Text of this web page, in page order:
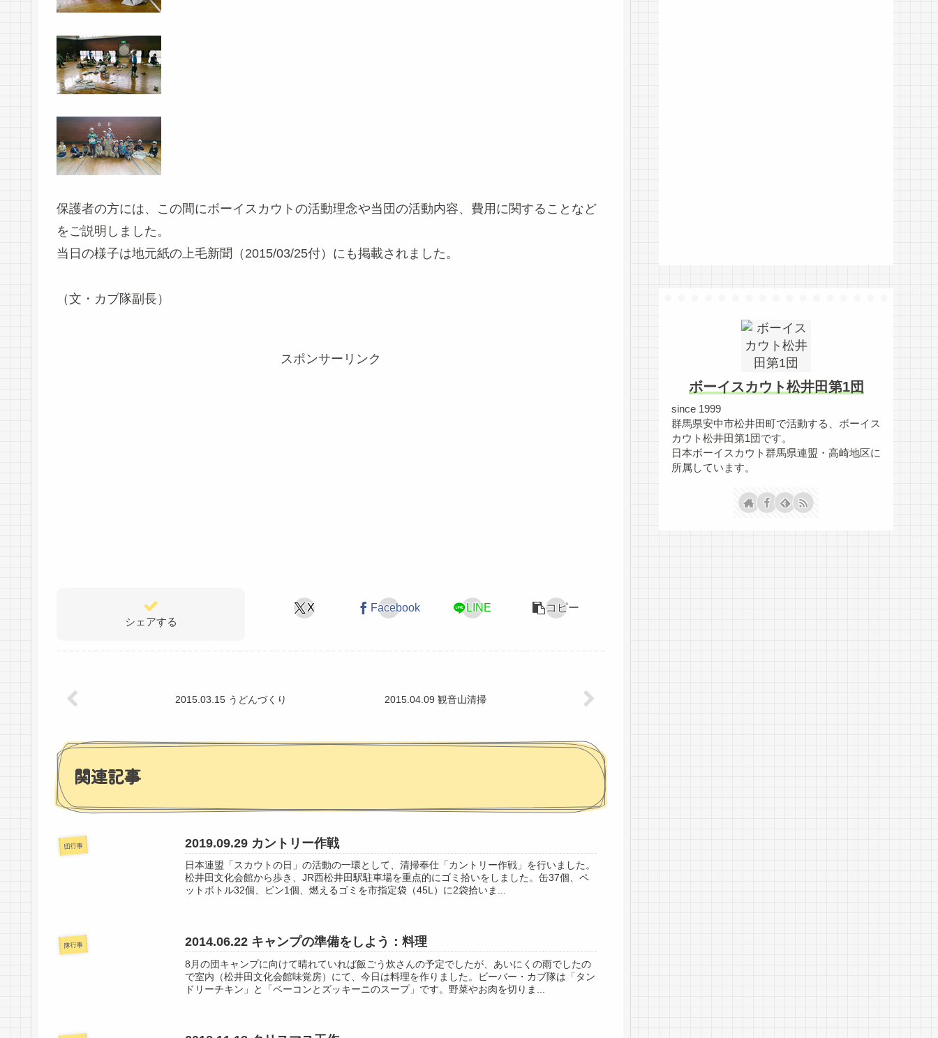
保護者の方には、この間にボーイスカウトの活動理念や当団の活動内容、費用に関することなど
をご説明しました。
当日の様子は地元紙の上毛新聞（2015/03/25付）にも掲載されました。
（文・カブ隊副長）
スポンサーリンク
シェアする
X Facebook LINE コピー
2015.03.15 うどんづくり 2015.04.09 観音山清掃
関連記事
団行事 2019.09.29 カントリー作戦
日本連盟「スカウトの日」の活動の一環として、清掃奉仕「カントリー作戦」を行いました。
松井田文化会館から歩き、JR西松井田駅駐車場を重点的にゴミ拾いをしました。缶37個、ペ
ットボトル32個、ビン1個、燃えるゴミを市指定袋（45L）に2袋拾いま...
隊行事 2014.06.22 キャンプの準備をしよう：料理
8月の団キャンプに向けて晴れていれば飯ごう炊さんの予定でしたが、あいにくの雨でしたの
で室内（松井田文化会館味覚房）にて、今日は料理を作りました。ビーバー・カブ隊は「タン
ドリーチキン」と「ベーコンとズッキーニのスープ」です。野菜やお肉を切りま...
ボーイスカウト松井田第1団
since 1999
群馬県安中市松井田町で活動する、ボーイス
カウト松井田第1団です。
日本ボーイスカウト群馬県連盟・高崎地区に
所属しています。